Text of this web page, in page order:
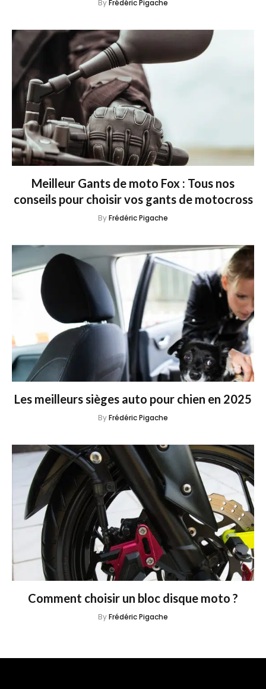
ByFrédéric Pigache
Meilleur Gants de moto Fox : Tous nos
conseils pour choisir vos gants de motocross
ByFrédéric Pigache
Les meilleurs sièges auto pour chien en 2025
ByFrédéric Pigache
Comment choisir un bloc disque moto ?
ByFrédéric Pigache